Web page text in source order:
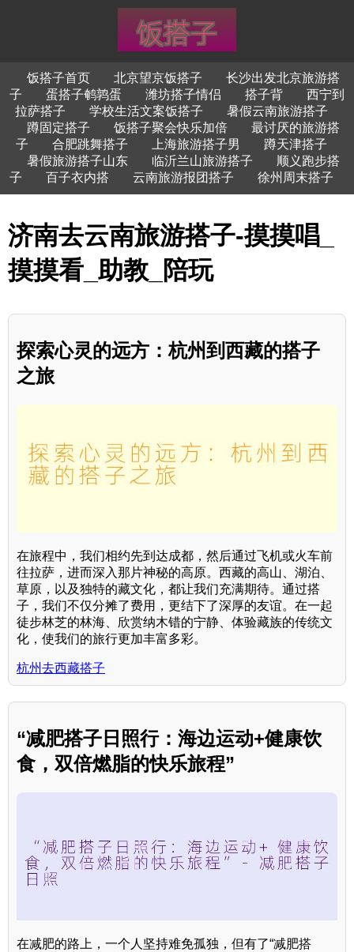
饭搭子首页 北京望京饭搭子
长沙出发北京旅游搭
子
蛋搭子鹌鹑蛋 潍坊搭子情侣 搭子背
西宁到
拉萨搭子
学校生活文案饭搭子
暑假云南旅游搭子
蹲固定搭子
饭搭子聚会快乐加倍
最讨厌的旅游搭
子
合肥跳舞搭子 上海旅游搭子男
蹲天津搭子
暑假旅游搭子山东
临沂兰山旅游搭子
顺义跑步搭
子
百子衣内搭 云南旅游报团搭子 徐州周末搭子
济南去云南旅游搭子-摸摸唱_
摸摸看_助教_陪玩
探索心灵的远方：杭州到西藏的搭子
之旅
在旅程中，我们相约先到达成都，然后通过飞机或火车前
往拉萨，进而深入那片神秘的高原。西藏的高山、湖泊、
草原，以及独特的藏文化，都让我们充满期待。通过搭
子，我们不仅分摊了费用，更结下了深厚的友谊。在一起
徒步林芝的林海、欣赏纳木错的宁静、体验藏族的传统文
化，使我们的旅行更加丰富多彩。
杭州去西藏搭子
“减肥搭子日照行：海边运动+健康饮
食，双倍燃脂的快乐旅程”
在减肥的路上，一个人坚持难免孤独，但有了“减肥搭